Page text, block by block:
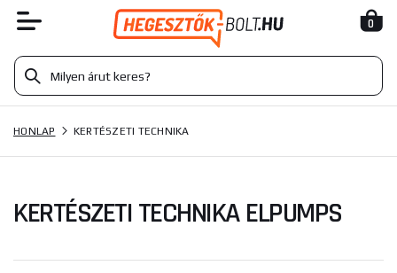
0
HONLAP KERTÉSZETI TECHNIKA
KERTÉSZETI TECHNIKA ELPUMPS